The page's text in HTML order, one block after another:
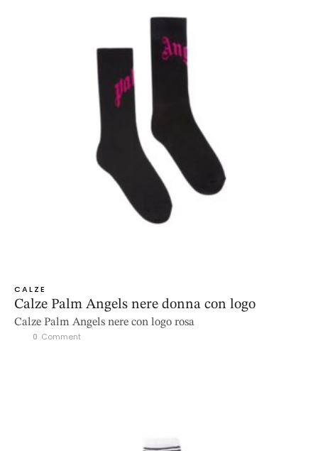
CALZE
Calze Palm Angels nere donna con logo
Calze Palm Angels nere con logo rosa
0 Comment